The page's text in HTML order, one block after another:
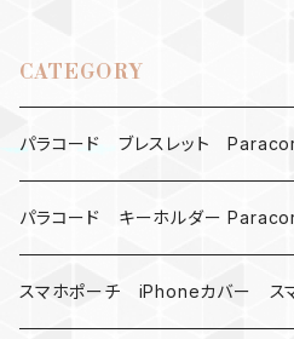
CATEGORY
パラコード ブレスレット
MAD MAX
バックル
パラコード キーホルダー
ハロウィン
スマホポーチ iPhoneカバー ス